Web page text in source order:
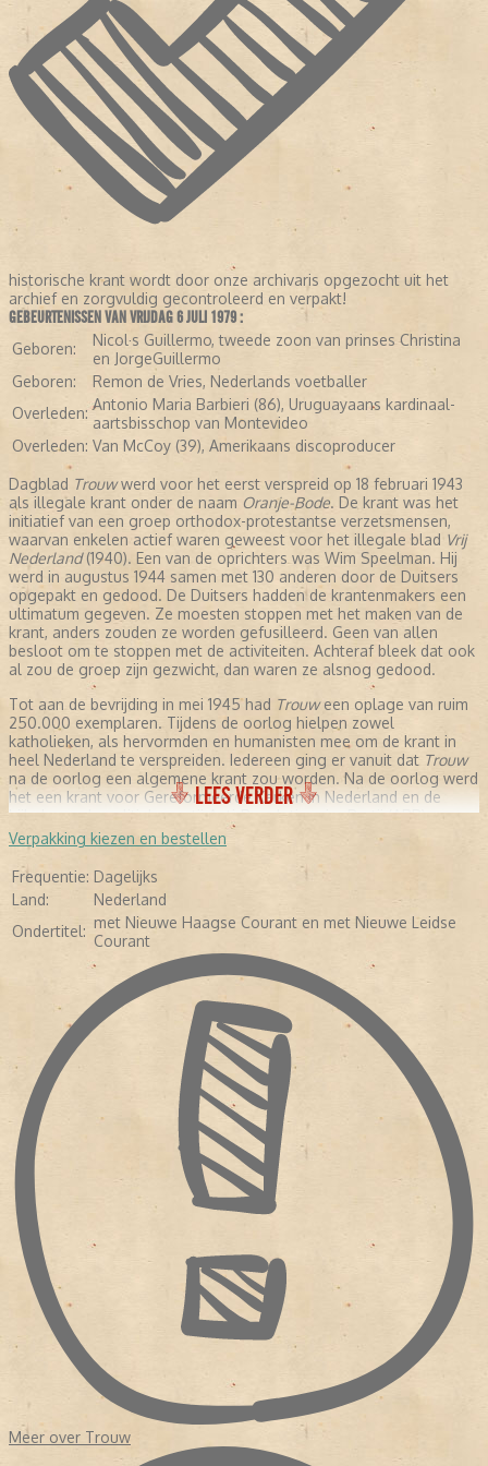
historische krant wordt door onze archivaris opgezocht uit het
archief en zorgvuldig gecontroleerd en verpakt!
GEBEURTENISSEN VAN VRIJDAG 6 JULI 1979 :
Geboren:
Nicol·s Guillermo, tweede zoon van prinses Christina
en JorgeGuillermo
Geboren:
Remon de Vries, Nederlands voetballer
Overleden: Antonio Maria Barbieri (86), Uruguayaans kardinaal-
aartsbisschop van Montevideo
Overleden: Van McCoy (39), Amerikaans discoproducer
Dagblad Trouwwerd voor het eerst verspreid op 18 februari 1943
als illegale krant onder de naam Oranje-Bode. De krant was het
initiatief van een groep orthodox-protestantse verzetsmensen,
waarvan enkelen actief waren geweest voor het illegale blad Vrij
Nederland(1940). Een van de oprichters was Wim Speelman. Hij
werd in augustus 1944 samen met 130 anderen door de Duitsers
opgepakt en gedood. De Duitsers hadden de krantenmakers een
ultimatum gegeven. Ze moesten stoppen met het maken van de
krant, anders zouden ze worden gefusilleerd. Geen van allen
besloot om te stoppen met de activiteiten. Achteraf bleek dat ook
al zou de groep zijn gezwicht, dan waren ze alsnog gedood.
Tot aan de bevrijding in mei 1945 had Trouween oplage van ruim
250.000 exemplaren. Tijdens de oorlog hielpen zowel
katholieken, als hervormden en humanisten mee om de krant in
heel Nederland te verspreiden. Iedereen ging er vanuit dat Trouw
na de oorlog een algemene krant zou worden. Na de oorlog werd
het een krant voor Gereformeerde Kerken in Nederland en de
bijbehorende politieke partij Anti-Revolutionaire Partij (ARP).
NA DE OORLOG
Sieuwert Bruins Slot was na de bevrijding de hoofdredacteur
vanTrouw
. Daarnaast was hij voor de ARP fractielid in de Tweede
Kamer. Zijn achtergrond kwam sterk naar voren in de
hoofdredactionele commentaren, zoals de dekolonisatie van
Indonesië, christenen die overliepen naar de Partij van de Arbeid.
Dit duurde tot 1963. Uit het niets maakte Slot een ommezwaai in
de wijze waarop hij commentaar gaf. Alle vormen van religie
werden als een belangrijk onderdeel van de samenleving
beschouwd. Stichting De Christelijke Pers, die over de identiteit
van de krant waakte, zag geen kwaad in de veranderingen. Totdat
de krant in financieel zwaar weer kwam.
Sinds de oprichting was Trouwnog nooit geleid door een redactie
van journalisten. Zelfs na de fusie in 1971 met de Kwartetbladen,
vier protestants-christelijke dagbladen uit Zuid-Holland die
eveneens geldproblemen hadden, was er nog geen redactionele
eenheid. Hoewel het erop leek dat het bestaansrecht van de krant
kwam verbeterde, haakten veel lezers af. Waarom? Enerzijds
had
de krant nog steeds een onderdeel van de verzuiling.
In 1975 volgde opnieuw een fusie vanwege geldgebrek.
Perscombinatie nam
Trouwover. Dit keer kwam de redactie in
handen van echte krantenuitgevers terecht. Er was budget voor
make over en er werden eisen gesteld aan de hoofdredactie.
NIEUW KOERS
Het duurde tot 1998 dat het dagblad een hoofdredacteur kreeg
met een journalistieke achtergrond, Frits van Exter. Onder zijn
LEES VERDER
Verpakking kiezen en bestellen
Frequentie: Dagelijks
Land:
Nederland
Ondertitel: met Nieuwe Haagse Courant en met Nieuwe Leidse
Courant
Meer over Trouw